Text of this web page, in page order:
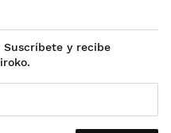
Suscríbete y recibe